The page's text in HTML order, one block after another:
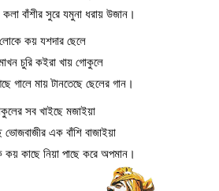
কলা বাঁশীর সুরে যমুনা ধরায় উজান।
লােকে কয় যশদার ছেলে
চুরি কইরা খায় গােকুলে
গালে মায় টানতেছে ছেলের গান।
সব খাইছে মজাইয়া
ভােজবাজীর এক বাঁশি বাজাইয়া
কয় কাছে নিয়া পাছে করে অপমান।